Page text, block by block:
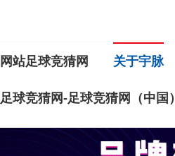
网站足球竞猜网 关于宇脉
足球竞猜网-足球竞猜网（中国）